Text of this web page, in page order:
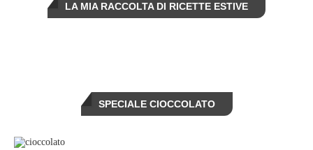
LA MIA RACCOLTA DI RICETTE ESTIVE
SPECIALE CIOCCOLATO